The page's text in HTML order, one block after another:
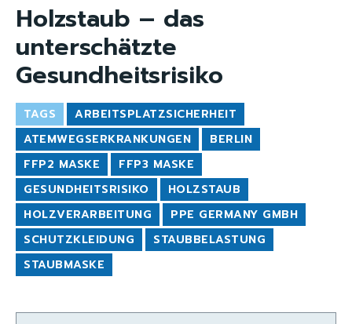
Holzstaub – das
unterschätzte
Gesundheitsrisiko
TAGS
ARBEITSPLATZSICHERHEIT
ATEMWEGSERKRANKUNGEN
BERLIN
FFP2 MASKE
FFP3 MASKE
GESUNDHEITSRISIKO
HOLZSTAUB
HOLZVERARBEITUNG
PPE GERMANY GMBH
SCHUTZKLEIDUNG
STAUBBELASTUNG
STAUBMASKE